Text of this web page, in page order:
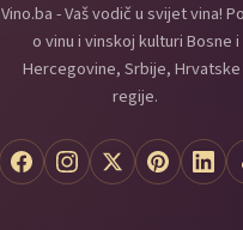
Vino.ba - Vaš vodič u svijet vina!
o vinu i vinskoj kulturi Bosne i
Hercegovine, Srbije, Hrvatske
regije.